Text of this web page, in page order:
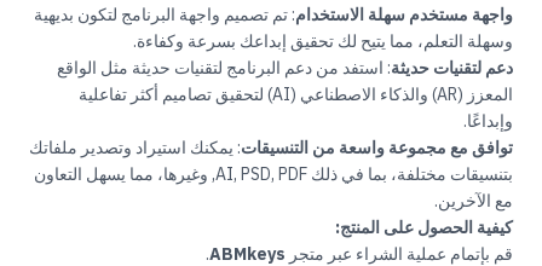
واجهة مستخدم سهلة الاستخدام: تم تصميم واجهة البرنامج لتكون بديهية
وسهلة التعلم، مما يتيح لك تحقيق إبداعك بسرعة وكفاءة.
دعم لتقنيات حديثة: استفد من دعم البرنامج لتقنيات حديثة مثل الواقع
المعزز (AR) والذكاء الاصطناعي (AI) لتحقيق تصاميم أكثر تفاعلية
وإبداعًا.
توافق مع مجموعة واسعة من التنسيقات: يمكنك استيراد وتصدير ملفاتك
بتنسيقات مختلفة، بما في ذلك AI, PSD, PDF, وغيرها، مما يسهل التعاون
مع الآخرين.
كيفية الحصول على المنتج:
قم بإتمام عملية الشراء عبر متجر ABMkeys
.